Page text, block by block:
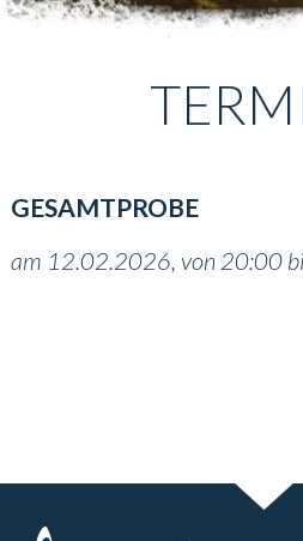
GESAMTPROBE
am 12.02.2026, von 20:00